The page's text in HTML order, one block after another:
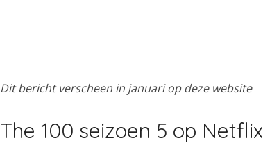
Dit bericht verscheen in januari op deze website
The 100 seizoen 5 op Netflix